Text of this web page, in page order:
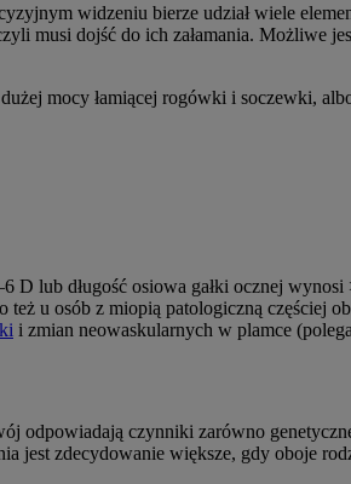
widzeniu bierze udział wiele
musi dojść do ich załamania. Możliwe
mocy łamiącej rogówki i soczewki,
D lub długość osiowa gałki ocznej
u osób z miopią patologiczną
i zmian neowaskularnych w plamce
odpowiadają czynniki zarówno
jest zdecydowanie większe, gdy oboje